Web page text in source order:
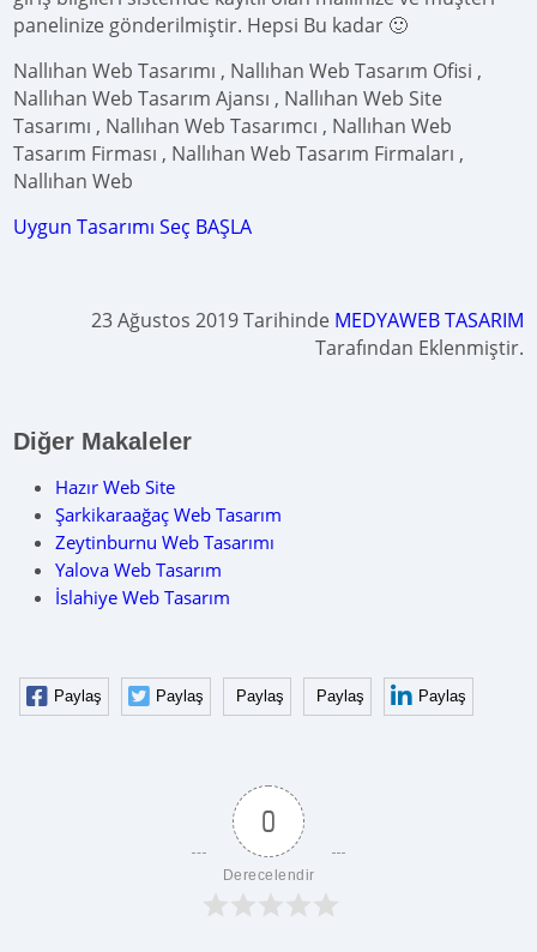
panelinize gönderilmiştir. Hepsi Bu kadar 🙂
Nallıhan Web Tasarımı , Nallıhan Web Tasarım Ofisi ,
Nallıhan Web Tasarım Ajansı , Nallıhan Web Site
Tasarımı , Nallıhan Web Tasarımcı , Nallıhan Web
Tasarım Firması , Nallıhan Web Tasarım Firmaları ,
Nallıhan Web
Uygun Tasarımı Seç BAŞLA
23 Ağustos 2019 Tarihinde MEDYAWEB TASARIM
Tarafından Eklenmiştir.
Diğer Makaleler
Hazır Web Site
Şarkikaraağaç Web Tasarım
Zeytinburnu Web Tasarımı
Yalova Web Tasarım
İslahiye Web Tasarım
Paylaş Paylaş Paylaş Paylaş Paylaş
0
Derecelendir